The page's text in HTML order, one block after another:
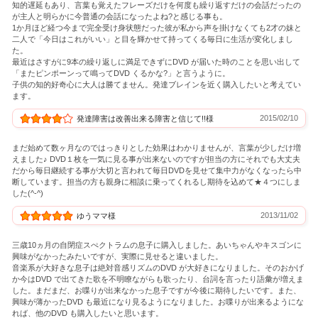
知的遅延もあり、言葉も覚えたフレーズだけを何度も繰り返すだけの会話だったの
が主人と明らかに今普通の会話になったよね?と感じる事も。
1か月ほど経つ今まで完全受け身状態だった彼が私から声を掛けなくても2才の妹と
二人で「今日はこれがいい」と目を輝かせて持ってくる毎日に生活が変化しまし
た。
最近はさすがに9本の繰り返しに満足できずにDVD が届いた時のことを思い出して
「またピンポーンって鳴ってDVD くるかな?」と言うように。
子供の知的好奇心に大人は勝てません。発達ブレインを近く購入したいと考えてい
ます。
発達障害は改善出来る障害と信じて!!様 2015/02/10
まだ始めて数ヶ月なのではっきりとした効果はわかりませんが、言葉が少しだけ増
えました♪ DVD１枚を一気に見る事が出来ないのですが担当の方にそれでも大丈夫
だから毎日継続する事が大切と言われて毎日DVDを見せて集中力がなくなったら中
断しています。担当の方も親身に相談に乗ってくれるし期待を込めて★４つにしま
した(^-^)
ゆうママ様 2013/11/02
三歳10ヵ月の自閉症スぺクトラムの息子に購入しました。あいちゃんやキスゴンに
興味がなかったみたいですが、実際に見せると違いました。
音楽系が大好きな息子は絶対音感リズムのDVD が大好きになりました。そのおかげ
か今はDVD で出てきた歌を不明瞭ながらも歌ったり、台詞を言ったり語彙が増えま
した。まだまだ、お喋りが出来なかった息子ですが今後に期待したいです。また、
興味が薄かったDVD も最近になり見るようになりました。お喋りが出来るようにな
れば、他のDVD も購入したいと思います。